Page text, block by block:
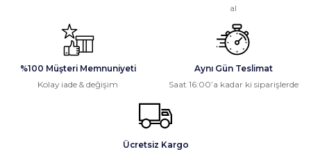
Ali Öztürk | 16/03/2026
Gayet güzel paketleme ve hızlı
al
%100 Müşteri Memnuniyeti
Kolay iade & değişim
Aynı Gün Teslimat
Saat 16:00’a kadar ki siparişlerde
Ücretsiz Kargo